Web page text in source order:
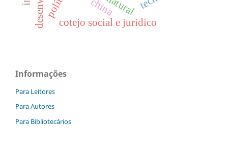
cotejo social e jurídico
china
Informações
Para Leitores
Para Autores
Para Bibliotecários